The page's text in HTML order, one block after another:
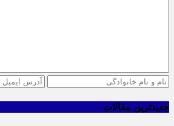
جدیدترین مقالات